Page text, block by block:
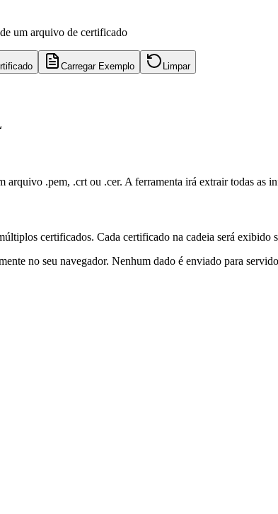
um arquivo de certificado
Carregar Exemplo Limpar
.pem, .crt ou .cer. A ferramenta irá extrair todas as
certificados. Cada certificado na cadeia será exibido
no seu navegador. Nenhum dado é enviado para